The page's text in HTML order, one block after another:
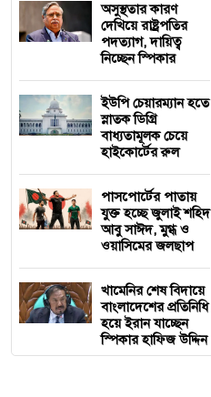
অসুস্থতার কারণ
দেখিয়ে রাষ্ট্রপতির
পদত্যাগ, দায়িত্ব
নিচ্ছেন স্পিকার
ইউপি চেয়ারম্যান হতে
স্নাতক ডিগ্রি
বাধ্যতামূলক চেয়ে
হাইকোর্টের রুল
পাসপোর্টের পাতায়
যুক্ত হচ্ছে জুলাই শহিদ
আবু সাঈদ, মুগ্ধ ও
ওয়াসিমের জলছাপ
খামেনির শেষ বিদায়ে
বাংলাদেশের প্রতিনিধি
হয়ে ইরান যাচ্ছেন
স্পিকার হাফিজ উদ্দিন